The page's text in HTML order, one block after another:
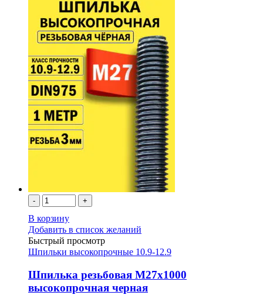
- +
В корзину
Добавить в список желаний
Быстрый просмотр
Шпильки высокопрочные 10.9-12.9
Шпилька резьбовая М27х1000
высокопрочная черная